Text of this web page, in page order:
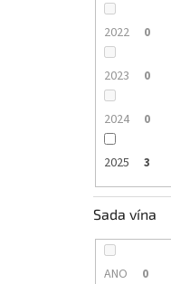
2022 0
2023 0
2024 0
2025 3
Sada vína
ANO 0